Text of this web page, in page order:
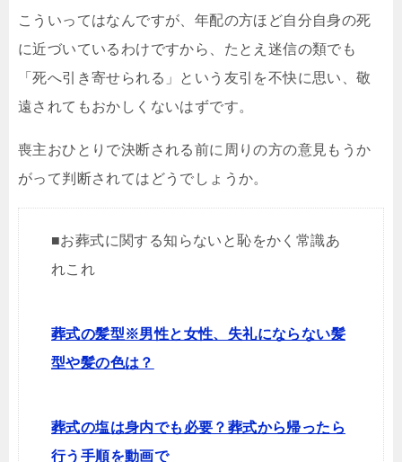
こういってはなんですが、年配の方ほど自分自身の死
に近づいているわけですから、たとえ迷信の類でも
「死へ引き寄せられる」という友引を不快に思い、敬
遠されてもおかしくないはずです。
喪主おひとりで決断される前に周りの方の意見もうか
がって判断されてはどうでしょうか。
■お葬式に関する知らないと恥をかく常識あ
れこれ
葬式の髪型※男性と女性、失礼にならない髪
型や髪の色は？
葬式の塩は身内でも必要？葬式から帰ったら
行う手順を動画で